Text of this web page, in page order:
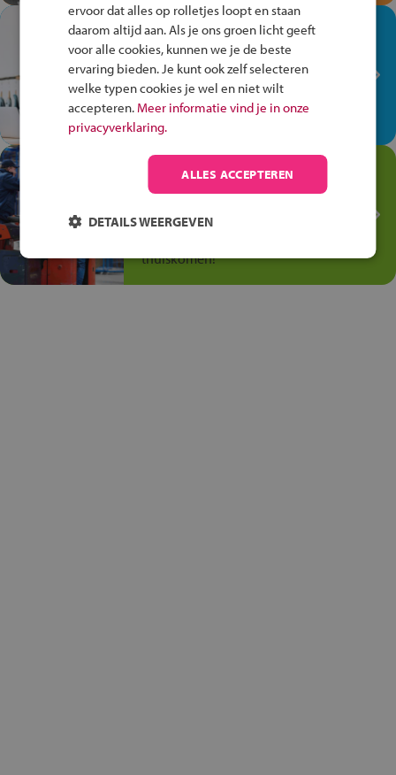
In de winkel ben je op je
plek!
Ontdek via het vmbo jouw talent
op de winkelvloer, waar elke dag
anders is!
Jouw talent in de
Transport en Logistiek
Kies voor vmbo Transport en
thuiskomen!
ervoor dat alles op rolletjes loopt en staan
daarom altijd aan. Als je ons groen licht geeft
voor alle cookies, kunnen we je de beste
ervaring bieden. Je kunt ook zelf selecteren
welke typen cookies je wel en niet wilt
accepteren. Meer informatie vind je in onze
privacyverklaring.
ALLES ACCEPTEREN
DETAILS WEERGEVEN